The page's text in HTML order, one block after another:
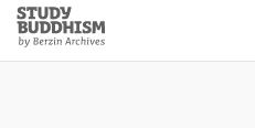
Close
Study
Buddhism
Home